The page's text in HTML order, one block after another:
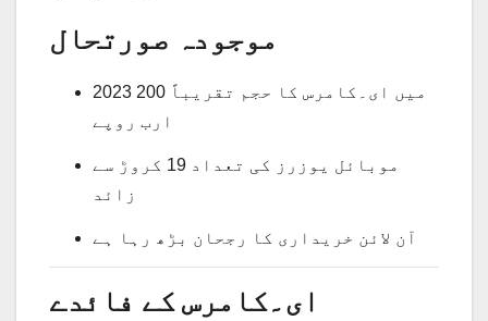
موجودہ صورتحال
2023 میں ای۔کامرس کا حجم تقریباً 200
ارب روپے
موبائل یوزرز کی تعداد 19 کروڑ سے
زائد
آن لائن خریداری کا رجحان بڑھ رہا ہے
ای۔کامرس کے فائدے